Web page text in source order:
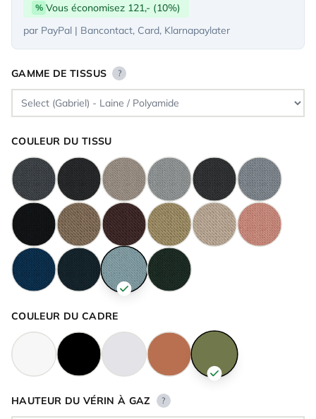
% Vous économisez 121,- (10%)
par PayPal | Bancontact, Card, Klarnapaylater
GAMME DE TISSUS ?
COULEUR DU TISSU
COULEUR DU CADRE
HAUTEUR DU VÉRIN À GAZ ?